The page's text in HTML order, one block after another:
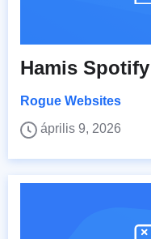
Hamis
Rogue Websites
április 9, 2026